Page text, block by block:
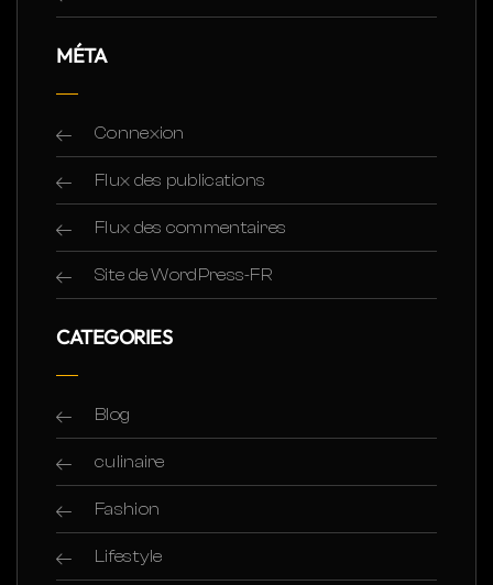
MÉTA
Connexion
Flux des publications
Flux des commentaires
Site de WordPress-FR
CATEGORIES
Blog
culinaire
Fashion
Lifestyle